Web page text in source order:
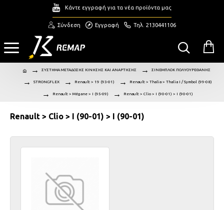
Κάντε εγγραφή για τα νέα προϊόντα μας
Σύνδεση Εγγραφή Τηλ. 2130441106
ΣΥΣΤΗΜΑ ΜΕΤΑΔΟΣΗΣ ΚΙΝΗΣΗΣ ΚΑΙ ΑΝΑΡΤΗΣΗΣ ΣΙΝΕΜΠΛΟΚ ΠΟΛΥΟΥΡΕΘΑΝΗΣ
STRONGFLEX Renault > 19 (93-01) Renault > Thalia > Thalia I / Symbol (99-08)
Renault > Mégane > I (95-09) Renault > Clio > I (90-01) > I (90-01)
Renault > Clio > I (90-01) > I (90-01)